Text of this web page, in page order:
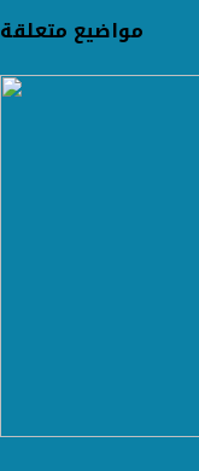
مواضيع متعلقة